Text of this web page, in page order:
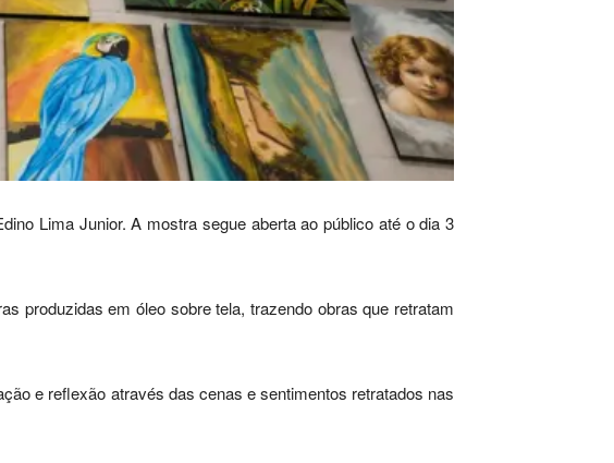
Lima Junior. A mostra segue aberta ao público até o dia 3
produzidas em óleo sobre tela, trazendo obras que retratam
e reflexão através das cenas e sentimentos retratados nas